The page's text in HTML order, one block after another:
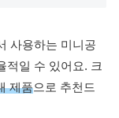
사용하는 미니공
적일 수 있어요. 크
제품으로 추천드